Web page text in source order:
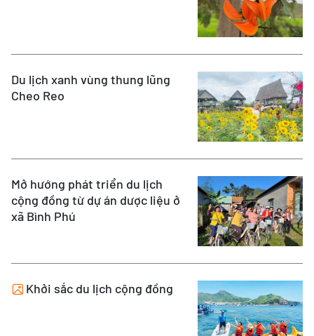
Du lịch xanh vùng thung lũng
Cheo Reo
Mở hướng phát triển du lịch
cộng đồng từ dự án dược liệu ở
xã Bình Phú
Khởi sắc du lịch cộng đồng